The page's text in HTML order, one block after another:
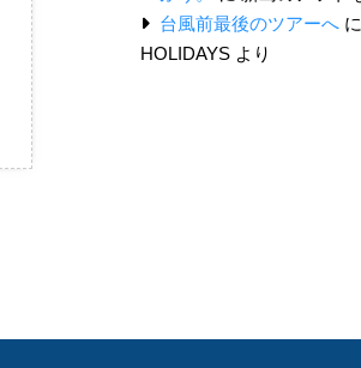
台風前最後のツアーへに
HOLIDAYS より